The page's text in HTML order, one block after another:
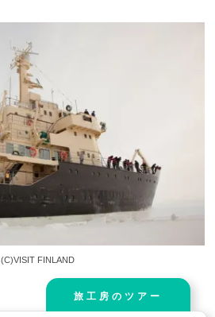
(C)VISIT FINLAND
旅工房のツアー